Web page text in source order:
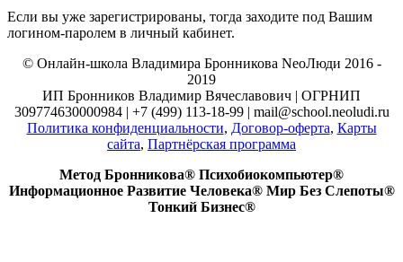
Если вы уже зарегистрированы, тогда заходите под Вашим
логином-паролем в личный кабинет.
© Онлайн-школа Владимира Бронникова NeoЛюди 2016 -
2019
ИП Бронников Владимир Вячеславович | ОГРНИП
309774630000984 | +7 (499) 113-18-99 | mail@school.neoludi.ru
Политика конфиденциальности, Договор-оферта, Карты
сайта, Партнёрская программа
Метод Бронникова® Психобиокомпьютер®
Информационное Развитие Человека® Мир Без Слепоты®
Тонкий Бизнес®